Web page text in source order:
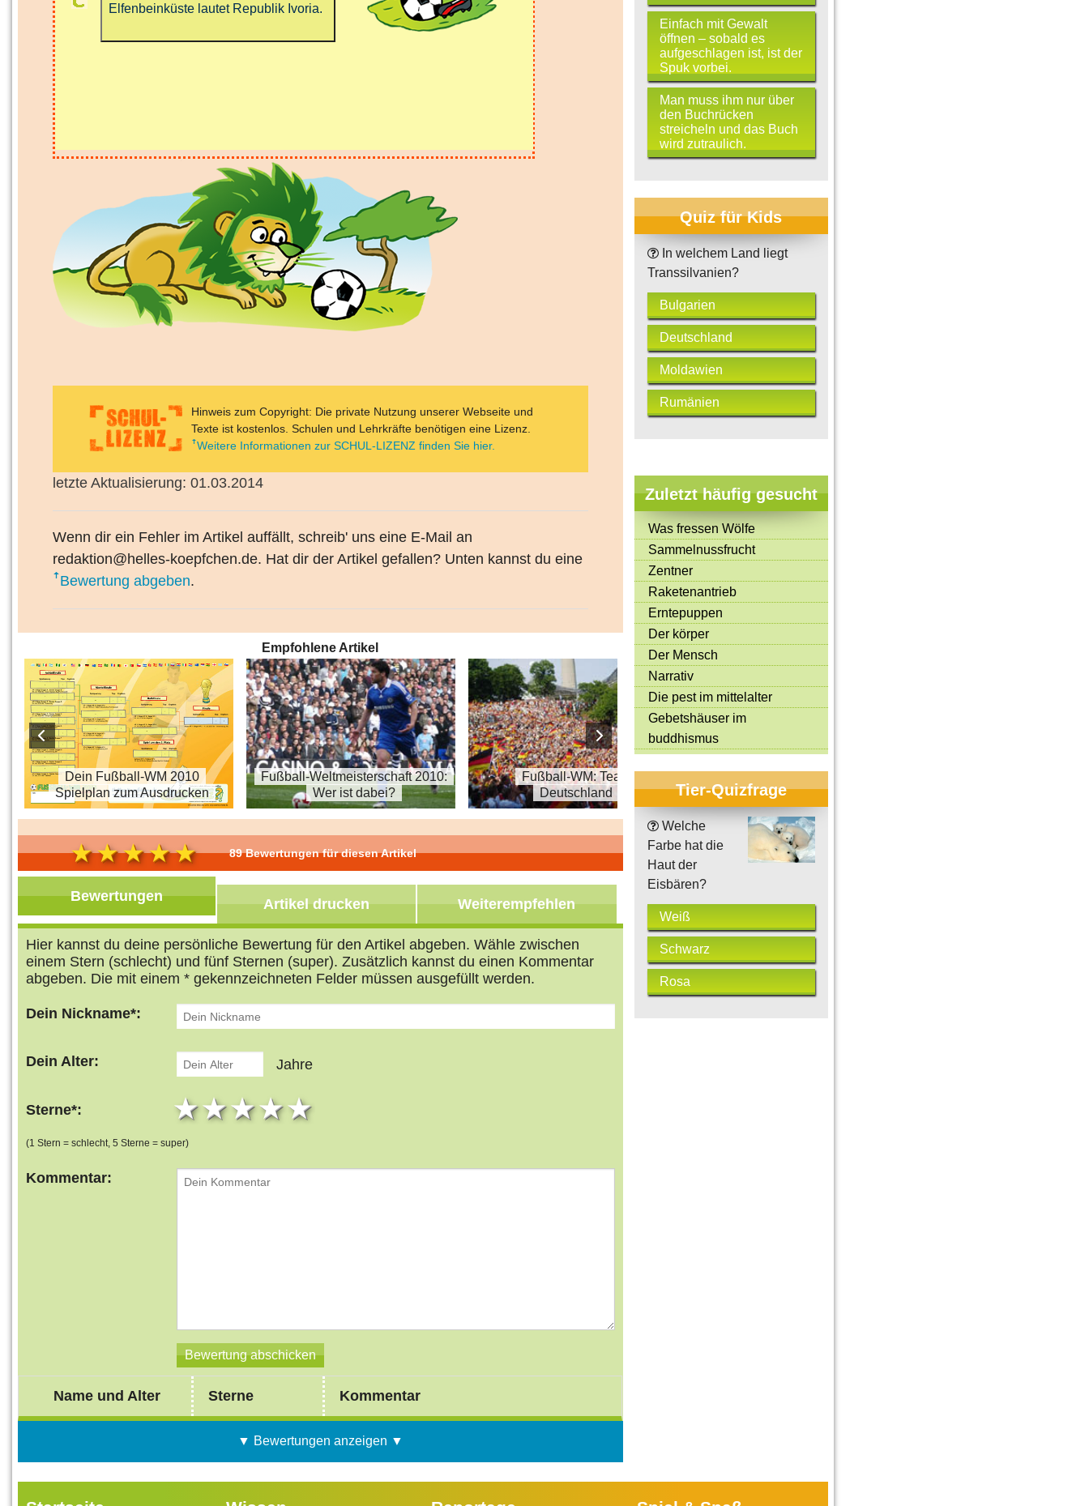
Hinweis zum Copyright: Die private Nutzung unserer Webseite und
Texte ist kostenlos. Schulen und Lehrkräfte benötigen eine Lizenz.
Weitere Informationen zur SCHUL-LIZENZ finden Sie hier.
letzte Aktualisierung: 01.03.2014
Wenn dir ein Fehler im Artikel auffällt, schreib' uns eine E-Mail an
redaktion@helles-koepfchen.de. Hat dir der Artikel gefallen? Unten kannst du eine
Bewertung abgeben.
Empfohlene Artikel
Dein Fußball-WM 2010
Spielplan zum Ausdrucken
Fußball-Weltmeisterschaft 2010:
Wer ist dabei?
Fußball-WM: Team
Deutschland
Fußball-WM: Team Schweiz
89 Bewertungen für diesen Artikel
Bewertungen Artikel drucken Weiterempfehlen
Hier kannst du deine persönliche Bewertung für den Artikel abgeben. Wähle zwischen
einem Stern (schlecht) und fünf Sternen (super). Zusätzlich kannst du einen Kommentar
abgeben. Die mit einem * gekennzeichneten Felder müssen ausgefüllt werden.
Dein Nickname*:
Dein Alter: Jahre
Sterne*: 4 stars
3 stars
2 stars
1 star
(1 Stern = schlecht, 5 Sterne = super)
Kommentar:
Name und Alter Sterne Kommentar
▼ Bewertungen anzeigen ▼
Einfach mit Gewalt
öffnen – sobald es
aufgeschlagen ist, ist der
Spuk vorbei.
Man muss ihm nur über
den Buchrücken
streicheln und das Buch
wird zutraulich.
Quiz für Kids
In welchem Land liegt
Transsilvanien?
Bulgarien
Deutschland
Moldawien
Rumänien
Zuletzt häufig gesucht
Was fressen Wölfe
Sammelnussfrucht
Zentner
Raketenantrieb
Erntepuppen
Der körper
Der Mensch
Narrativ
Die pest im mittelalter
Gebetshäuser im
buddhismus
Tier-Quizfrage
Welche
Farbe hat die
Haut der
Eisbären?
Weiß
Schwarz
Rosa